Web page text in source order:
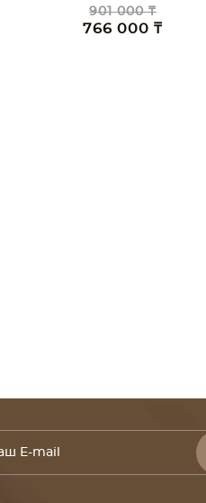
901 000 ₸
766 000 ₸